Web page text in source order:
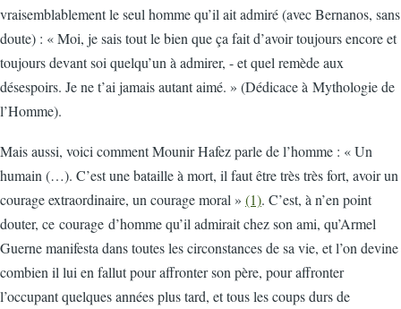
vraisemblablement le seul homme qu’il ait admiré (avec Bernanos, sans
doute) : « Moi, je sais tout le bien que ça fait d’avoir toujours encore et
toujours devant soi quelqu’un à admirer, - et quel remède aux
désespoirs. Je ne t’ai jamais autant aimé. » (Dédicace à Mythologie de
l’Homme).
Mais aussi, voici comment Mounir Hafez parle de l’homme : « Un
humain (…). C’est une bataille à mort, il faut être très très fort, avoir un
courage extraordinaire, un courage moral » (1). C’est, à n’en point
douter, ce courage d’homme qu’il admirait chez son ami, qu’Armel
Guerne manifesta dans toutes les circonstances de sa vie, et l’on devine
combien il lui en fallut pour affronter son père, pour affronter
l’occupant quelques années plus tard, et tous les coups durs de